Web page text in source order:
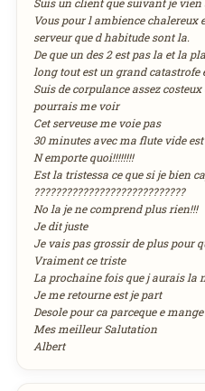
lun mar mer jeu
27 28 29 30
3
4 5 6
10
11
17
18 19
24
25
31
1 2 3
Réservation au nom de
Nombre de personnes
Adresse email de
Votre numéro de téléphone
commander et
SUR
DES MILLIERS DE PLATS
Vous pour l ambience chalereux
serveur que d habitude sont la.
De que un des 2 est pas la et la
long tout est un grand catastrofe
Suis de corpulance assez
pourrais me voir
Cet serveuse me voie pas
30 minutes avec ma flute vide
N emporte quoi!!!!!!!!
Est la tristessa ce que si je bien
????????????????????????????
No la je ne comprend plus rien!!!
Je dit juste
Je vais pas grossir de plus pour
Vraiment ce triste
La prochaine fois que j aurais la
Je me retourne est je part
Desole pour ca parceque e
Mes meilleur Salutation
Albert